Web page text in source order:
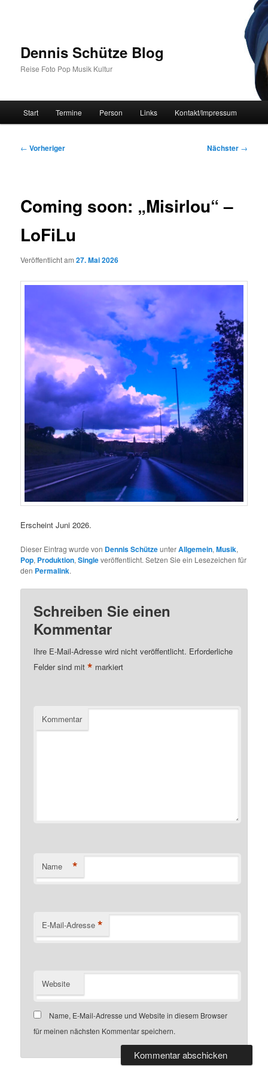
Dennis Schütze Blog
Reise Foto Pop Musik Kultur
Start Termine Person Links Kontakt/Impressum
Beitragsnavigation
← Vorheriger Nächster →
Coming soon: „Misirlou“ –
LoFiLu
Veröffentlicht am27. Mai 2026
Erscheint Juni 2026.
Dieser Eintrag wurde von Dennis SchützeunterAllgemein,Musik,
Pop, Produktion,Singleveröffentlicht. Setzen Sie ein Lesezeichen für
den Permalink.
Schreiben Sie einen
Kommentar
Ihre E-Mail-Adresse wird nicht veröffentlicht. Erforderliche
Felder sind mit* markiert
Kommentar
Name *
E-Mail-Adresse *
Website
Name, E-Mail-Adresse und Website in diesem Browser
für meinen nächsten Kommentar speichern.